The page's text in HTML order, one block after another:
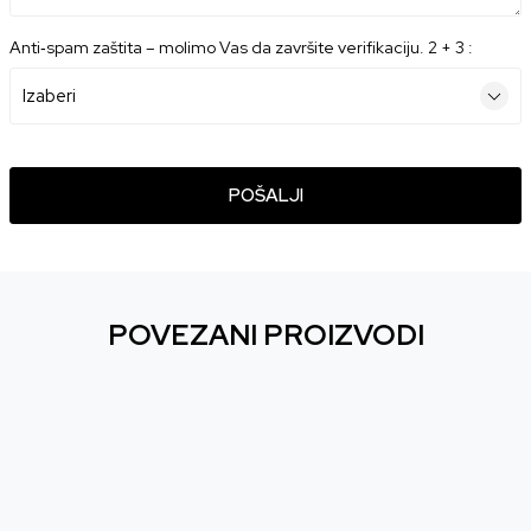
Anti‑spam zaštita – molimo Vas da završite verifikaciju. 2 + 3 :
POŠALJI
POVEZANI PROIZVODI